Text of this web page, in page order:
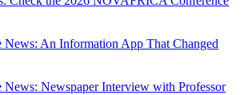
An Information App That Changed
Newspaper Interview with Professor